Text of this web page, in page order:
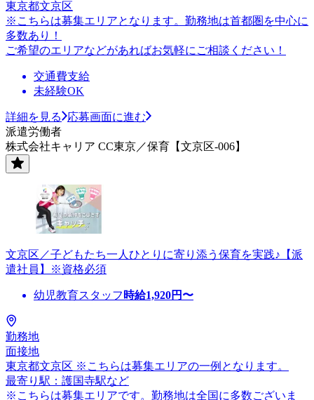
東京都文京区
※こちらは募集エリアとなります。勤務地は首都圏を中心に
多数あり！
ご希望のエリアなどがあればお気軽にご相談ください！
交通費支給
未経験OK
詳細を見る
応募画面に進む
派遣労働者
株式会社キャリア CC東京／保育【文京区-006】
文京区／子どもたち一人ひとりに寄り添う保育を実践♪【派
遣社員】※資格必須
幼児教育スタッフ 時給1,920円〜
勤務地
面接地
東京都文京区 ※こちらは募集エリアの一例となります。
最寄り駅：護国寺駅など
※こちらは募集エリアです。勤務地は全国に多数ございま